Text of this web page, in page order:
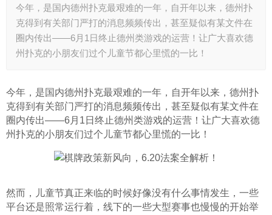
今年，是国内德州扑克最艰难的一年，自开年以来，德州扑
克得到有关部门严打的消息频频传出，甚至疑似有某文件在
圈内传出——6月1日终止德州类游戏的运营！让广大喜欢德
州扑克的小朋友们过个儿童节都心里慌的一比！
今年，是国内德州扑克最艰难的一年，自开年以来，德州扑
克得到有关部门严打的消息频频传出，甚至疑似有某文件在
圈内传出——6月1日终止德州类游戏的运营！让广大喜欢德
州扑克的小朋友们过个儿童节都心里慌的一比！
然而，儿童节真正来临的时候好像没有什么事情发生，一些
平台还是照常运行着，线下的一些大型赛事也慢慢的开始举